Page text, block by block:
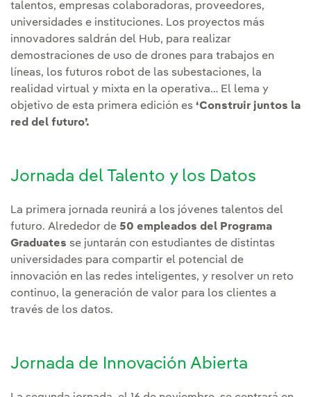
talentos, empresas colaboradoras, proveedores,
universidades e instituciones. Los proyectos más
innovadores saldrán del Hub, para realizar
demostraciones de uso de drones para trabajos en
líneas, los futuros robot de las subestaciones, la
realidad virtual y mixta en la operativa… El lema y
objetivo de esta primera edición es ‘Construir juntos la
red del futuro’.
Jornada del Talento y los Datos
La primera jornada reunirá a los jóvenes talentos del
futuro. Alrededor de 50 empleados del Programa
Graduates se juntarán con estudiantes de distintas
universidades para compartir el potencial de
innovación en las redes inteligentes, y resolver un reto
continuo, la generación de valor para los clientes a
través de los datos.
Jornada de Innovación Abierta